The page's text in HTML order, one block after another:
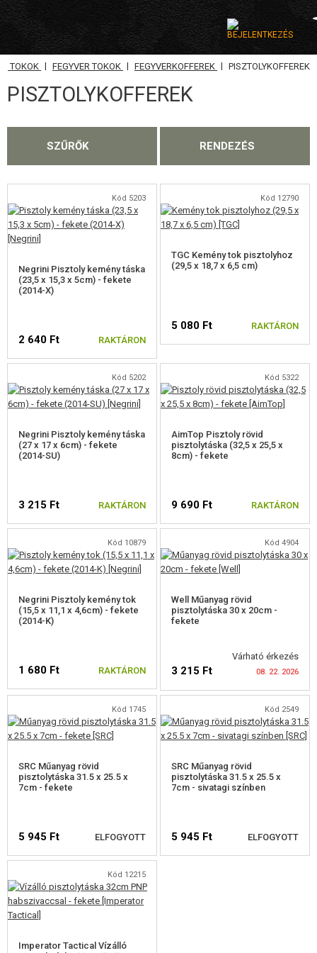
KATEGÓRIA
AIRSOFT FEGYVEREK
GRÁNÁTVETŐK, GRÁNÁTOK
AKKUMULÁTOROK, TÖLTŐK
SZEMÜVEGEK, MASZKOK
FELSZERELÉS, EGYENRUHA, TOKOK
PISZTOLYTOKOK ÉS PISZTOLYTÁSKÁK
TOKOK HOSSZÚ FEGYVEREKHEZ
FEGYVERKOFFEREK
FEGYVERKOFFEREK HOSSZÚ FEGYVEREKHEZ
SISAKOK, FEJVÉDŐK
EGYENRUHÁK, PÓLÓK, NADRÁGOK
MELLÉNYEK
KESZTYŰ
PROTEKTOROK
MOLLE PLATFORMOK
ZSEBEK, TÁSKÁK, TOKOK
KULCSTARTÓK
TOKOK | FEGYVER TOKOK | FEGYVERKOFFEREK | PISZTOLYKOFFEREK
PISZTOLYKOFFEREK
SZŰRŐK RENDEZÉS
Kód 5203
Negrini Pisztoly kemény táska
(23,5 x 15,3 x 5cm) - fekete
(2014-X)
2 640 Ft RAKTÁRON
Kód 12790
TGC Kemény tok pisztolyhoz
(29,5 x 18,7 x 6,5 cm)
5 080 Ft RAKTÁRON
Kód 5202
Negrini Pisztoly kemény táska
(27 x 17 x 6cm) - fekete
(2014-SU)
3 215 Ft RAKTÁRON
Kód 5322
AimTop Pisztoly rövid
pisztolytáska (32,5 x 25,5 x
8cm) - fekete
9 690 Ft RAKTÁRON
Kód 10879
Negrini Pisztoly kemény tok
(15,5 x 11,1 x 4,6cm) - fekete
(2014-K)
1 680 Ft RAKTÁRON
Kód 4904
Well Műanyag rövid
pisztolytáska 30 x 20cm -
fekete
Várható érkezés
3 215 Ft 08. 22. 2026
ELÉRHETŐSÉGI
Kód 1745
SRC Műanyag rövid
pisztolytáska 31.5 x 25.5 x
7cm - fekete
5 945 Ft ELFOGYOTT
ELÉRHETŐSÉGI
FIGYELMEZTETÉS
Kód 2549
SRC Műanyag rövid
pisztolytáska 31.5 x 25.5 x
7cm - sivatagi színben
5 945 Ft ELFOGYOTT
Kód 12215
Imperator Tactical Vízálló